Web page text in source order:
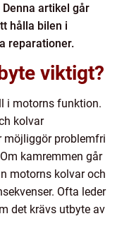
artikel går
hålla bilen i
reparationer.
viktigt?
i motorns funktion.
kolvar
möjliggör problemfri
kamremmen går
motorns kolvar och
Ofta leder
det krävs utbyte av